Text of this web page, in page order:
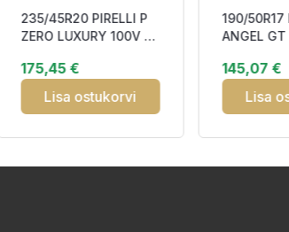
235/45R20 PIRELLI P
ZERO LUXURY 100V XL
ABB7
175,45 €
Lisa ostukorvi
190/
ANGEL
TOURIN
145,07 €
Lisa